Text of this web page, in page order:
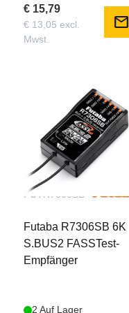
€ 15,79
€ 13,05 excl.
Mwst.
mail
FUTR7306SB
Futaba R7306SB 6K
S.BUS2 FASSTest-
Empfänger
2 Auf Lager